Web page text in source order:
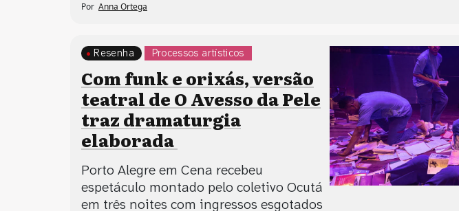
Por Anna Ortega
Processos artísticos
Resenha
Com funk e orixás, versão
teatral de O Avesso da Pele
traz dramaturgia
elaborada
Porto Alegre em Cena recebeu
espetáculo montado pelo coletivo Ocutá
em três noites com ingressos esgotados